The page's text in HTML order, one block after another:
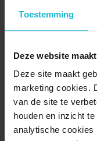
Toestemming
Deze website
Deze site maakt
marketing cookies.
van de site te
houden en inzicht
analytische cookies